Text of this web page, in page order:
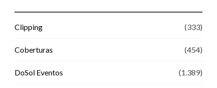
Clipping (333)
Coberturas (454)
DoSol Eventos (1.389)